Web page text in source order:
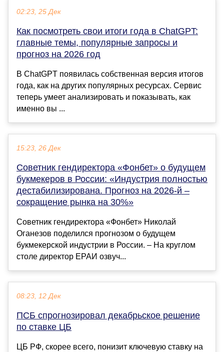
02:23, 25 Дек
Как посмотреть свои итоги года в ChatGPT:
главные темы, популярные запросы и
прогноз на 2026 год
В ChatGPT появилась собственная версия итогов
года, как на других популярных ресурсах. Сервис
теперь умеет анализировать и показывать, как
именно вы ...
15:23, 26 Дек
Советник гендиректора «Фонбет» о будущем
букмекеров в России: «Индустрия полностью
дестабилизирована. Прогноз на 2026-й –
сокращение рынка на 30%»
Советник гендиректора «Фонбет» Николай
Оганезов поделился прогнозом о будущем
букмекерской индустрии в России. – На круглом
столе директор ЕРАИ озвуч...
08:23, 12 Дек
ПСБ спрогнозировал декабрьское решение
по ставке ЦБ
ЦБ РФ, скорее всего, понизит ключевую ставку на